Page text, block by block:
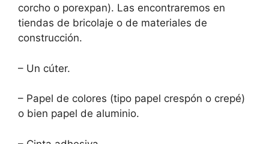
corcho o porexpan). Las encontraremos en
tiendas de bricolaje o de materiales de
construcción.
– Un cúter.
– Papel de colores (tipo papel crespón o crepé)
o bien papel de aluminio.